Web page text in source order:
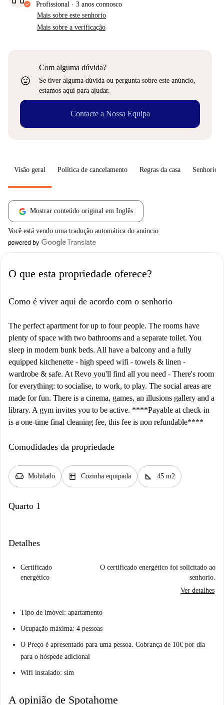
Profissional · 3 anos connosco
Mais sobre este senhorio
Mais sobre a verificação
sentiment_very_satisfied
Com alguma dúvida?
Se tiver alguma dúvida ou pergunta sobre este anúncio,
estamos aqui para ajudar.
Contacte a Nossa Equipa
Visão geral Política de cancelamento Regras da casa Senhorio
Mostrar conteúdo original em Inglês
Você está vendo uma tradução automática do anúncio
O que esta propriedade oferece?
Como é viver aqui de acordo com o senhorio
The perfect apartment for up to four people. The rooms have
plenty of space with two bathrooms and a separate toilet. You
sleep in modern bunk beds. All have a balcony and a fully
equipped kitchenette - high speed wifi - towels & linen -
wardrobe & safe. At Revo you'll find all you need - There's room
for everything: to socialise, to work, to play. The social areas are
made for fun. There is a cinema, games, an illusions gallery and a
library. A gym invites you to be active. ****Payable at check-in
is a one-time final cleaning fee, this fee is non refundable****
Comodidades da propriedade
chair Mobilado kitchen Cozinha equipada square_foot 45 m2
Quarto 1
Detalhes
Certificado
energético
O certificado energético foi solicitado ao
senhorio.
Ver detalhes
Tipo de imóvel: apartamento
Ocupação máxima: 4 pessoas
O Preço é apresentado para uma pessoa. Cobrança de 10€ por dia
para o hóspede adicional
Wifi instalado: sim
A opinião de Spotahome